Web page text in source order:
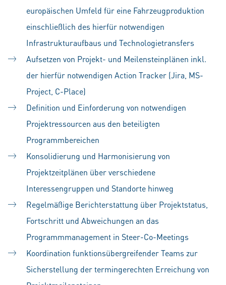
europäischen Umfeld für eine Fahrzeugproduktion
einschließlich des hierfür notwendigen
Infrastrukturaufbaus und Technologietransfers
Aufsetzen von Projekt- und Meilensteinplänen inkl.
der hierfür notwendigen Action Tracker (Jira, MS-
Project, C-Place)
Definition und Einforderung von notwendigen
Projektressourcen aus den beteiligten
Programmbereichen
Konsolidierung und Harmonisierung von
Projektzeitplänen über verschiedene
Interessengruppen und Standorte hinweg
Regelmäßige Berichterstattung über Projektstatus,
Fortschritt und Abweichungen an das
Programmmanagement in Steer-Co-Meetings
Koordination funktionsübergreifender Teams zur
Sicherstellung der termingerechten Erreichung von